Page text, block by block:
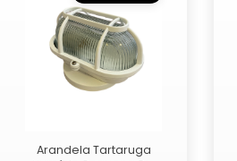
Arandela Tartaruga